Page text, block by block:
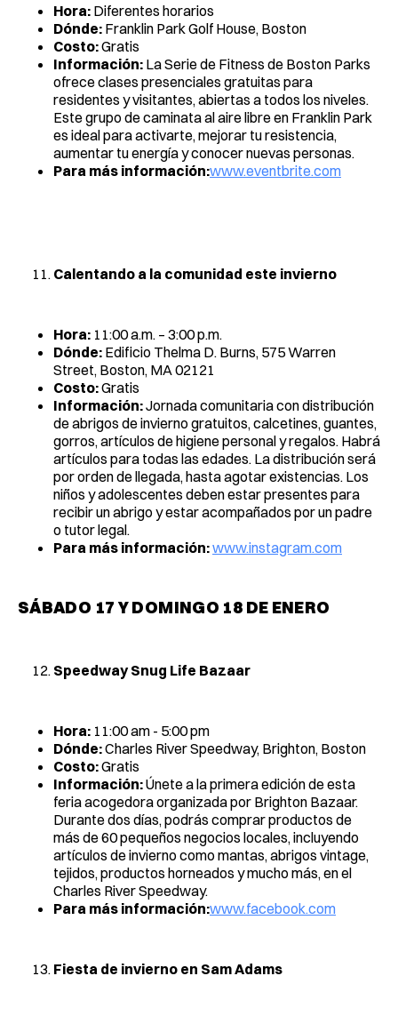
Hora: Diferentes horarios
Dónde: Franklin Park Golf House, Boston
Costo:Gratis
Información: La Serie de Fitness de Boston Parks
ofrece clases presenciales gratuitas para
residentes y visitantes, abiertas a todos los niveles.
Este grupo de caminata al aire libre en Franklin Park
es ideal para activarte, mejorar tu resistencia,
aumentar tu energía y conocer nuevas personas.
Para más información:www.eventbrite.com
Calentando a la comunidad este invierno
Hora: 11:00 a.m. – 3:00 p.m.
Dónde: Edificio Thelma D. Burns, 575 Warren
Street, Boston, MA 02121
Costo:Gratis
Información:Jornada comunitaria con distribución
de abrigos de invierno gratuitos, calcetines, guantes,
gorros, artículos de higiene personal y regalos. Habrá
artículos para todas las edades. La distribución será
por orden de llegada, hasta agotar existencias. Los
niños y adolescentes deben estar presentes para
recibir un abrigo y estar acompañados por un padre
o tutor legal.
Para más información:www.instagram.com
SÁBADO 17 Y DOMINGO 18 DE ENERO
Speedway Snug Life Bazaar
Hora: 11:00 am - 5:00 pm
Dónde:Charles River Speedway, Brighton, Boston
Costo:Gratis
Información:Únete a la primera edición de esta
feria acogedora organizada por Brighton Bazaar.
Durante dos días, podrás comprar productos de
más de 60 pequeños negocios locales, incluyendo
artículos de invierno como mantas, abrigos vintage,
tejidos, productos horneados y mucho más, en el
Charles River Speedway.
Para más información:www.facebook.com
Fiesta de invierno en Sam Adams